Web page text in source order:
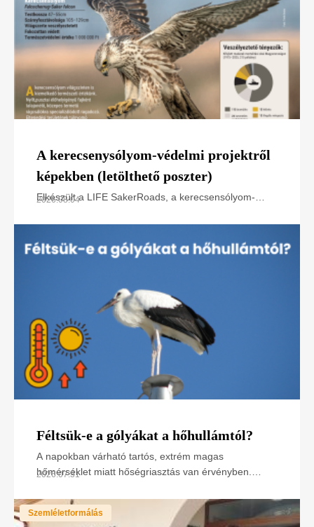
A kerecsenysólyom-védelmi projektről
képekben (letölthető poszter)
Elkészült a LIFE SakerRoads, a kerecsensólyom-
tevékenységeit összefoglaló poszterünk, melyet
2026.08.04
Féltsük-e a gólyákat a hőhullámtól?
A napokban várható tartós, extrém magas
hőmérséklet miatt hőségriasztás van érvényben.
fészken
2026.07.31
Szemléletformálás